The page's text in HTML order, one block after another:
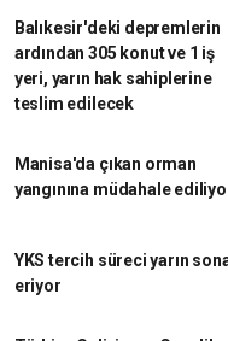
Balıkesir'deki depremlerin
ardından 305 konut ve 1 iş
yeri, yarın hak sahiplerine
teslim edilecek
Manisa'da çıkan orman
yangınına müdahale
YKS tercih süreci yarın
eriyor